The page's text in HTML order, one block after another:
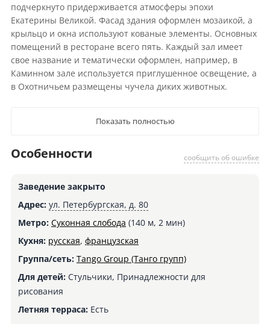
подчеркнуто придерживается атмосферы эпохи
Екатерины Великой. Фасад здания оформлен мозаикой, а
крыльцо и окна используют кованые элементы. Основных
помещений в ресторане всего пять. Каждый зал имеет
свое название и тематически оформлен, например, в
Каминном зале используется приглушенное освещение, а
в Охотничьем размещены чучела диких животных.
Показать полностью
сообщить об ошибке
Особенности
Заведение закрыто
Адрес: ул. Петербургская, д. 80
Метро: Суконная слобода (140 м, 2 мин)
Кухня: русская, французская
Группа/сеть: Tango Group (Танго групп)
Для детей:Стульчики, Принадлежности для
рисования
Летняя терраса:Есть